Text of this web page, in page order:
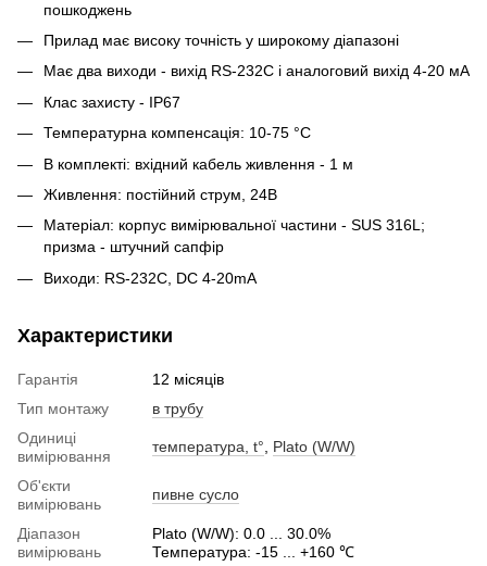
пошкоджень
Прилад має високу точність у широкому діапазоні
Має два виходи - вихід RS-232C і аналоговий вихід 4-20 мА
Клас захисту - IP67
Температурна компенсація: 10-75 °C
В комплекті: вхідний кабель живлення - 1 м
Живлення: постійний струм, 24В
Матеріал: корпус вимірювальної частини - SUS 316L;
призма - штучний сапфір
Виходи: RS-232C, DC 4-20mA
Характеристики
Гарантія
12 місяців
Тип монтажу
в трубу
Одиниці
вимірювання
температура, t° Plato (W/W)
Об'єкти
вимірювань
пивне сусло
Діапазон
вимірювань
Plato (W/W): 0.0 ... 30.0%
Температура: -15 ... +160 ℃